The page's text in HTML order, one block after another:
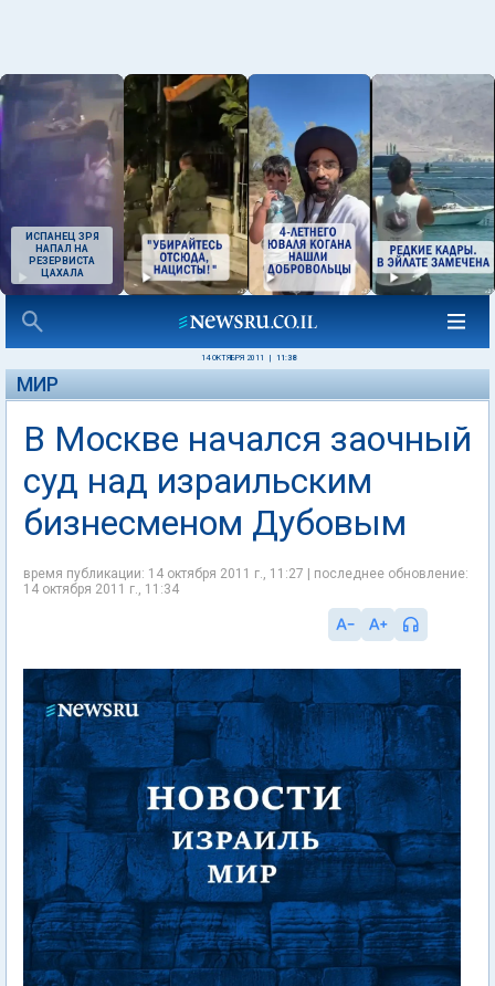
ИСПАНЕЦ ЗРЯ
НАПАЛ НА
РЕЗЕРВИСТА
ЦАХАЛА
14 ОКТЯБРЯ 2011 11:38
МИР
В Москве начался заочный
суд над израильским
бизнесменом Дубовым
время публикации: 14 октября 2011 г., 11:27 | последнее обновление:
14 октября 2011 г., 11:34